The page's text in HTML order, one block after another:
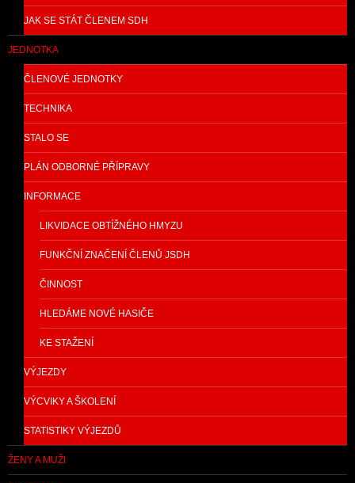
JAK SE STÁT ČLENEM SDH
JEDNOTKA
ČLENOVÉ JEDNOTKY
TECHNIKA
STALO SE
PLÁN ODBORNÉ PŘÍPRAVY
INFORMACE
LIKVIDACE OBTÍŽNÉHO HMYZU
FUNKČNÍ ZNAČENÍ ČLENŮ JSDH
ČINNOST
HLEDÁME NOVÉ HASIČE
KE STAŽENÍ
VÝJEZDY
VÝCVIKY A ŠKOLENÍ
STATISTIKY VÝJEZDŮ
ŽENY A MUŽI